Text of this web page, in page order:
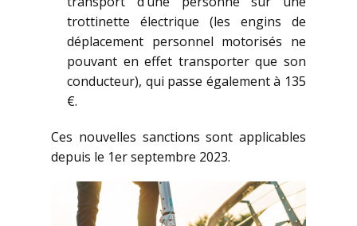
trottinette électrique (les engins de
déplacement personnel motorisés ne
pouvant en effet transporter que son
conducteur), qui passe également à 135
€.
Ces nouvelles sanctions sont applicables
depuis le 1er septembre 2023.